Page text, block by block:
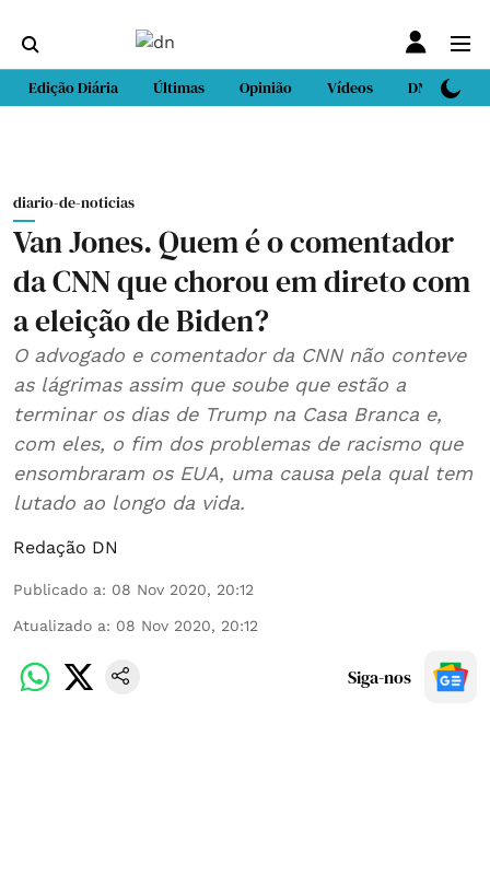
Edição Diária Últimas Opinião Vídeos DN Sport
diario-de-noticias
Van Jones. Quem é o comentador
da CNN que chorou em direto com
a eleição de Biden?
O advogado e comentador da CNN não conteve
as lágrimas assim que soube que estão a
terminar os dias de Trump na Casa Branca e,
com eles, o fim dos problemas de racismo que
ensombraram os EUA, uma causa pela qual tem
lutado ao longo da vida.
Redação DN
Publicado a: 08 Nov 2020, 20:12
Atualizado a: 08 Nov 2020, 20:12
Siga-nos